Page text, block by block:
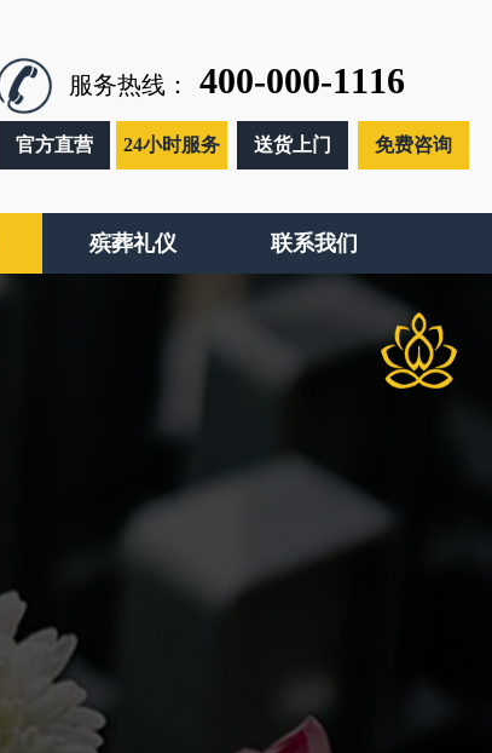
服务热线： 400-000-1116
官方直营 24小时服务 送货上门 免费咨询
殡葬礼仪 联系我们